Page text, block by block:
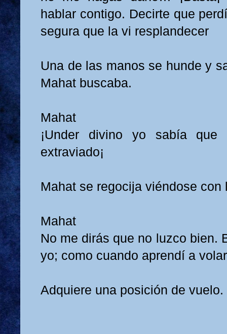
hablar contigo. Decirte que
segura que la vi resplandecer
Una de las manos se hunde y
Mahat buscaba.
Mahat
¡Under divino yo sabía que
extraviado¡
Mahat se regocija viéndose con
Mahat
No me dirás que no luzco bien.
yo; como cuando aprendí a volar
Adquiere una posición de vuelo.